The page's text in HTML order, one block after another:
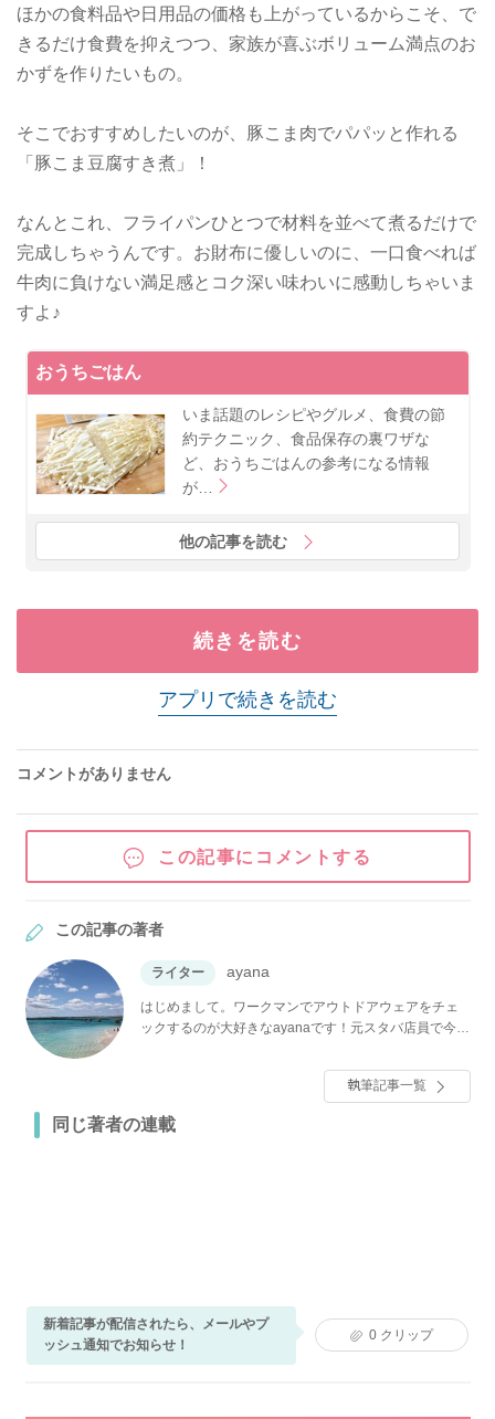
ほかの食料品や日用品の価格も上がっているからこそ、で
きるだけ食費を抑えつつ、家族が喜ぶボリューム満点のお
かずを作りたいもの。
そこでおすすめしたいのが、豚こま肉でパパッと作れる
「豚こま豆腐すき煮」！
なんとこれ、フライパンひとつで材料を並べて煮るだけで
完成しちゃうんです。お財布に優しいのに、一口食べれば
牛肉に負けない満足感とコク深い味わいに感動しちゃいま
すよ♪
おうちごはん
いま話題のレシピやグルメ、食費の節
約テクニック、食品保存の裏ワザな
ど、おうちごはんの参考になる情報
が…
他の記事を読む
続きを読む
アプリで続きを読む
コメントがありません
この記事にコメントする
この記事の著者
ライター ayana
はじめまして。ワークマンでアウトドアウェアをチェ
ックするのが大好きなayanaです！元スタバ店員で今で
ています。インスタチェックが趣味で、100均や収納の
情報は欠かさずチェックしているので、くらしに役立
つ情報についても自信があります！ わたしの記事で
は、「これは絶対紹介したい！」「実践したい！」と
執筆記事一覧
同じ著者の連載
新着記事が配信されたら、メールやプ
ッシュ通知でお知らせ！
0 クリップ